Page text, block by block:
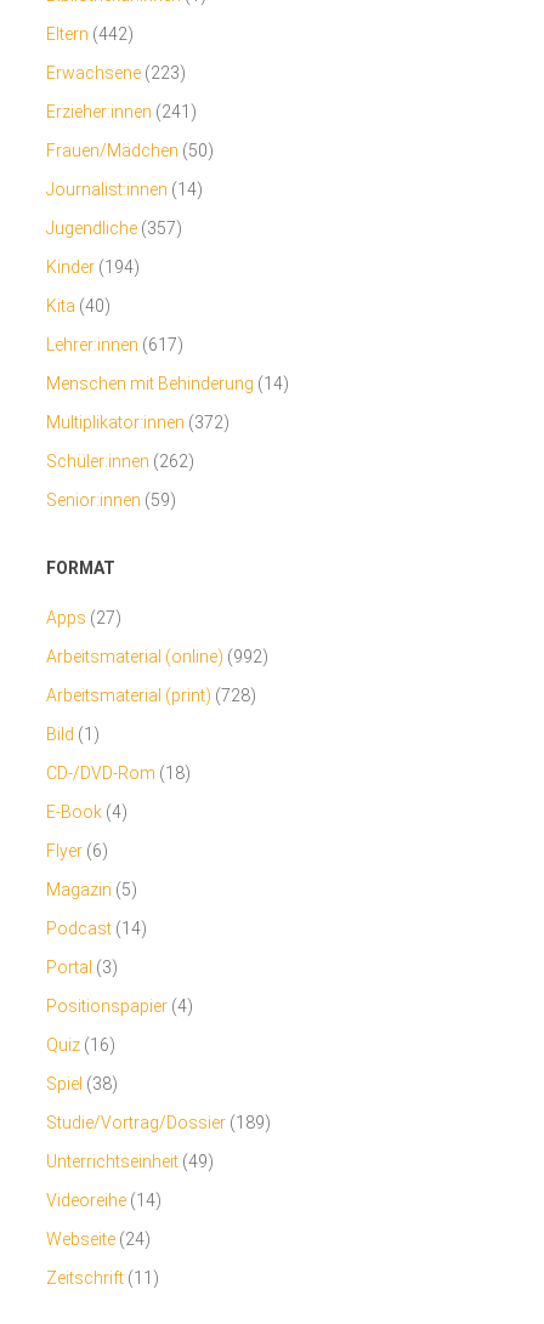
Eltern (442)
Erwachsene (223)
Erzieher:innen (241)
Frauen/Mädchen (50)
Journalist:innen (14)
Jugendliche (357)
Kinder (194)
Kita (40)
Lehrer:innen (617)
Menschen mit Behinderung (14)
Multiplikator:innen (372)
Schüler:innen (262)
Senior:innen (59)
FORMAT
Apps (27)
Arbeitsmaterial (online) (992)
Arbeitsmaterial (print) (728)
Bild (1)
CD-/DVD-Rom (18)
E-Book (4)
Flyer (6)
Magazin (5)
Podcast (14)
Portal (3)
Positionspapier (4)
Quiz (16)
Spiel (38)
Studie/Vortrag/Dossier (189)
Unterrichtseinheit (49)
Videoreihe (14)
Webseite (24)
Zeitschrift (11)